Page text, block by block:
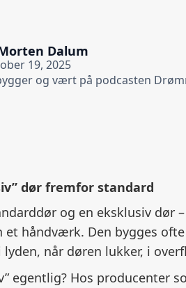
Dalum
19, 2025
og vært på podcasten
dør fremfor standard
og en eksklusiv
håndværk. Den bygges
når døren lukker, i
egentlig? Hos